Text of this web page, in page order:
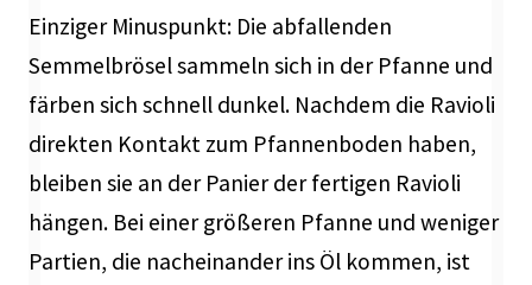
Einziger Minuspunkt: Die abfallenden
Semmelbrösel sammeln sich in der Pfanne und
färben sich schnell dunkel. Nachdem die Ravioli
direkten Kontakt zum Pfannenboden haben,
bleiben sie an der Panier der fertigen Ravioli
hängen. Bei einer größeren Pfanne und weniger
Partien, die nacheinander ins Öl kommen, ist